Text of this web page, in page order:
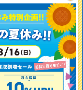
釣り情報を
投稿する